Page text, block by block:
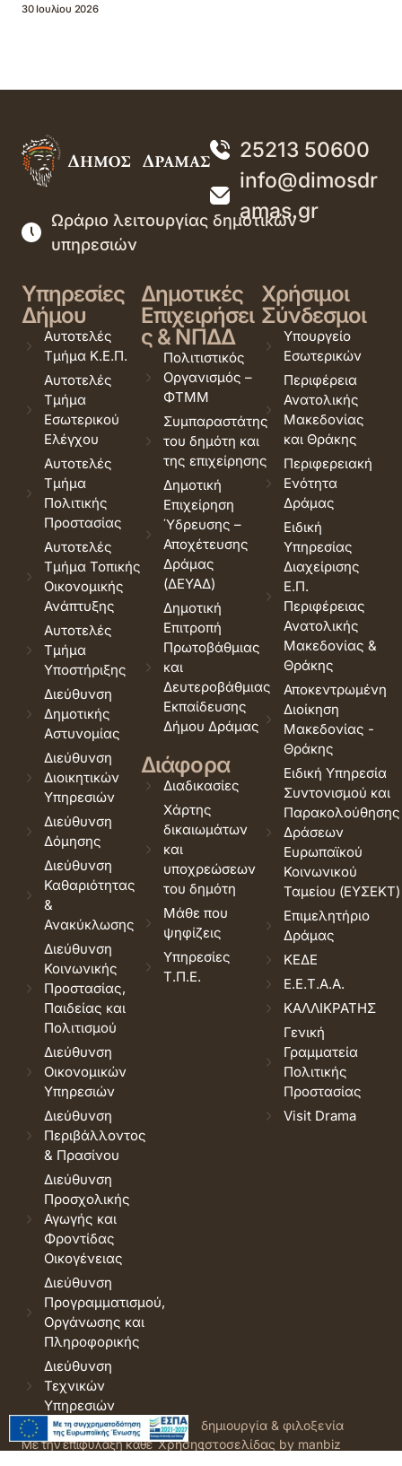
30 Ιουλίου 2026
25213 50600
info@dimosdr
amas.gr
Ωράριο λειτουργίας δημοτικών
υπηρεσιών
Υπηρεσίες
Δήμου
Αυτοτελές
Τμήμα Κ.Ε.Π.
Αυτοτελές
Τμήμα
Εσωτερικού
Ελέγχου
Αυτοτελές
Τμήμα
Πολιτικής
Προστασίας
Αυτοτελές
Τμήμα Τοπικής
Οικονομικής
Ανάπτυξης
Αυτοτελές
Τμήμα
Υποστήριξης
Διεύθυνση
Δημοτικής
Αστυνομίας
Διεύθυνση
Διοικητικών
Υπηρεσιών
Διεύθυνση
Δόμησης
Διεύθυνση
Καθαριότητας
&
Ανακύκλωσης
Διεύθυνση
Κοινωνικής
Προστασίας,
Παιδείας και
Πολιτισμού
Διεύθυνση
Οικονομικών
Υπηρεσιών
Διεύθυνση
Περιβάλλοντος
& Πρασίνου
Διεύθυνση
Προσχολικής
Αγωγής και
Φροντίδας
Οικογένειας
Διεύθυνση
Προγραμματισμού,
Οργάνωσης και
Πληροφορικής
Διεύθυνση
Τεχνικών
Υπηρεσιών
Δημοτικές
Επιχειρήσει
ς & ΝΠΔΔ
Πολιτιστικός
Οργανισμός –
ΦΤΜΜ
Συμπαραστάτης
του δημότη και
της επιχείρησης
Δημοτική
Επιχείρηση
Ύδρευσης –
Αποχέτευσης
Δράμας
(ΔΕΥΑΔ)
Δημοτική
Επιτροπή
Πρωτοβάθμιας
και
Δευτεροβάθμιας
Εκπαίδευσης
Δήμου Δράμας
Διάφορα
Διαδικασίες
Χάρτης
δικαιωμάτων
και
υποχρεώσεων
του δημότη
Μάθε που
ψηφίζεις
Υπηρεσίες
Τ.Π.Ε.
Χρήσιμοι
Σύνδεσμοι
Υπουργείο
Εσωτερικών
Περιφέρεια
Ανατολικής
Μακεδονίας
και Θράκης
Περιφερειακή
Ενότητα
Δράμας
Ειδική
Υπηρεσίας
Διαχείρισης
Ε.Π.
Περιφέρειας
Ανατολικής
Μακεδονίας &
Θράκης
Αποκεντρωμένη
Διοίκηση
Μακεδονίας -
Θράκης
Ειδική Υπηρεσία
Συντονισμού και
Παρακολούθησης
Δράσεων
Ευρωπαϊκού
Κοινωνικού
Ταμείου (ΕΥΣΕΚΤ)
Επιμελητήριο
Δράμας
ΚΕΔΕ
Ε.Ε.Τ.Α.Α.
ΚΑΛΛΙΚΡΑΤΗΣ
Γενική
Γραμματεία
Πολιτικής
Προστασίας
Visit Drama
© 2026 Δήμος Δράμας.
Με την επιφύλαξη κάθε
Όροι
Χρήσης
δημιουργία & φιλοξενία
ιστοσελίδας by manbiz